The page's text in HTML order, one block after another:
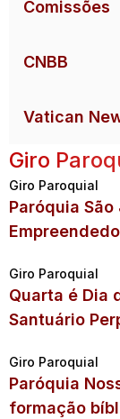
Comissões
CNBB
Vatican
Giro
Giro Paroquial
Paróquia
Giro Paroquial
Quarta é Dia
Santuário
Giro Paroquial
Paróquia
formação